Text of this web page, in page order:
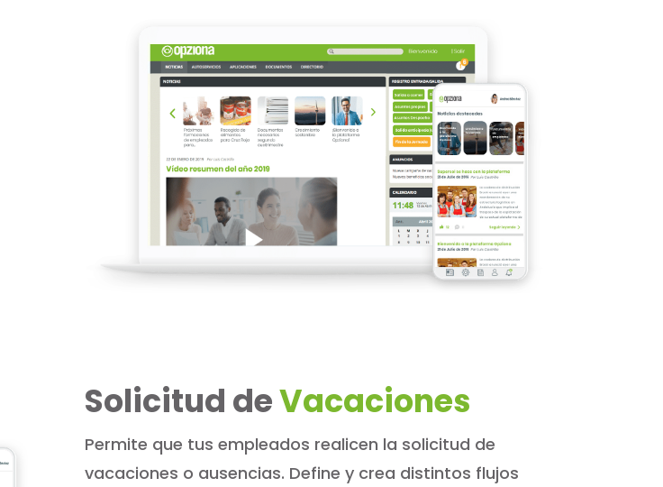
Solicitud deVacaciones
Permite que tus empleados realicen la solicitud de
vacaciones o ausencias. Define y crea distintos flujos